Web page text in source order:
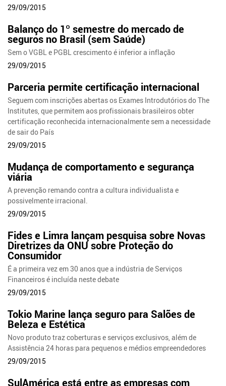
29/09/2015
Balanço do 1º semestre do mercado de
seguros no Brasil (sem Saúde)
Sem o VGBL e PGBL crescimento é inferior a inflação
29/09/2015
Parceria permite certificação internacional
Seguem com inscrições abertas os Exames Introdutórios do The
Institutes, que permitem aos profissionais brasileiros obter
certificação reconhecida internacionalmente sem a necessidade
de sair do País
29/09/2015
Mudança de comportamento e segurança
viária
A prevenção remando contra a cultura individualista e
possivelmente irracional.
29/09/2015
Fides e Limra lançam pesquisa sobre Novas
Diretrizes da ONU sobre Proteção do
Consumidor
É a primeira vez em 30 anos que a indústria de Serviços
Financeiros é incluída neste debate
29/09/2015
Tokio Marine lança seguro para Salões de
Beleza e Estética
Novo produto traz coberturas e serviços exclusivos, além de
Assistência 24 horas para pequenos e médios empreendedores
29/09/2015
SulAmérica está entre as empresas com